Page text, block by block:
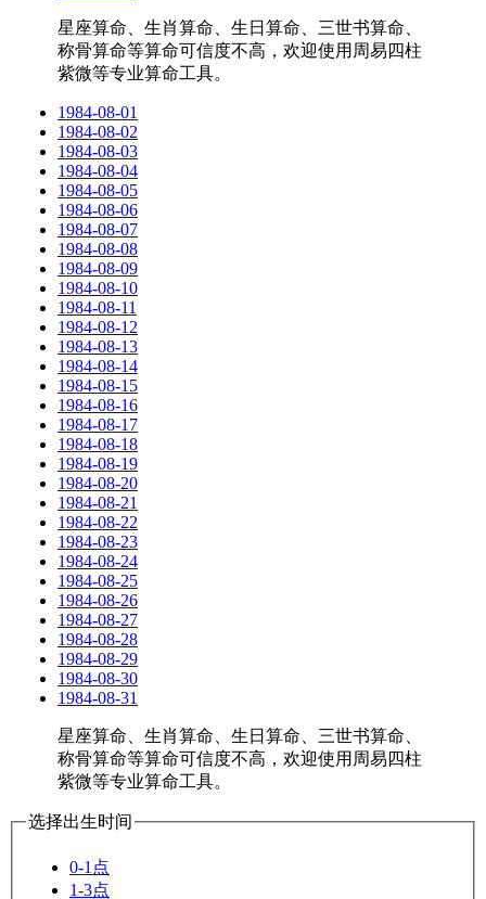
星座算命、生肖算命、生日算命、三世书算命、
称骨算命等算命可信度不高，欢迎使用周易四柱
紫微等专业算命工具。
1984-08-01
1984-08-02
1984-08-03
1984-08-04
1984-08-05
1984-08-06
1984-08-07
1984-08-08
1984-08-09
1984-08-10
1984-08-11
1984-08-12
1984-08-13
1984-08-14
1984-08-15
1984-08-16
1984-08-17
1984-08-18
1984-08-19
1984-08-20
1984-08-21
1984-08-22
1984-08-23
1984-08-24
1984-08-25
1984-08-26
1984-08-27
1984-08-28
1984-08-29
1984-08-30
1984-08-31
星座算命、生肖算命、生日算命、三世书算命、
称骨算命等算命可信度不高，欢迎使用周易四柱
紫微等专业算命工具。
选择出生时间
0-1点
1-3点